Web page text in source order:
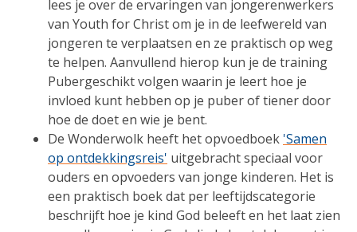
lees je over de ervaringen van jongerenwerkers
van Youth for Christ om je in de leefwereld van
jongeren te verplaatsen en ze praktisch op weg
te helpen. Aanvullend hierop kun je de training
Pubergeschikt volgen waarin je leert hoe je
invloed kunt hebben op je puber of tiener door
hoe de doet en wie je bent.
De Wonderwolk heeft het opvoedboek 'Samen
op ontdekkingsreis' uitgebracht speciaal voor
ouders en opvoeders van jonge kinderen. Het is
een praktisch boek dat per leeftijdscategorie
beschrijft hoe je kind God beleeft en het laat zien